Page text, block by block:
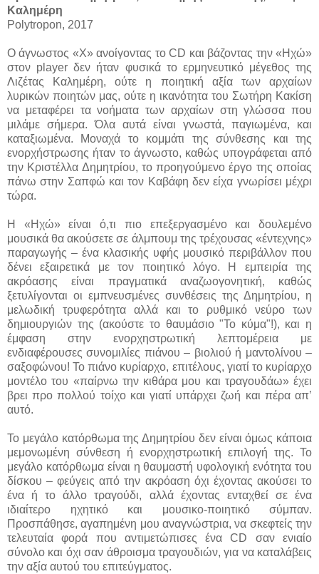
Καλημέρη
Polytropon, 2017
Ο άγνωστος «Χ» ανοίγοντας τοCD και βάζοντας την «Ηχώ»
στον player δεν ήταν φυσικά το ερμηνευτικό μέγεθος της
Λιζέτας Καλημέρη, ούτε η ποιητική αξία των αρχαίων
λυρικών ποιητών μας, ούτε η ικανότητα του Σωτήρη Κακίση
να μεταφέρει τα νοήματα των αρχαίων στη γλώσσα που
μιλάμε σήμερα. Όλα αυτά είναι γνωστά, παγιωμένα, και
καταξιωμένα. Μοναχά το κομμάτι της σύνθεσης και της
ενορχήστρωσης ήταν το άγνωστο, καθώς υπογράφεται από
την Κριστέλλα Δημητρίου, το προηγούμενο έργο της οποίας
πάνω στην Σαπφώ και τον Καβάφη δεν είχα γνωρίσει μέχρι
τώρα.
Η «Ηχώ» είναι ό,τι πιο επεξεργασμένο και δουλεμένο
μουσικά θα ακούσετε σε άλμπουμ της τρέχουσας «έντεχνης»
παραγωγής – ένα κλασικής υφής μουσικό περιβάλλον που
δένει εξαιρετικά με τον ποιητικό λόγο. Η εμπειρία της
ακρόασης είναι πραγματικά αναζωογονητική, καθώς
ξετυλίγονται οι εμπνευσμένες συνθέσεις της Δημητρίου, η
μελωδική τρυφερότητα αλλά και το ρυθμικό νεύρο των
δημιουργιών της (ακούστε το θαυμάσιο "Το κύμα"!), και η
έμφαση στην ενορχηστρωτική λεπτομέρεια με
ενδιαφέρουσες συνομιλίες πιάνου – βιολιού ή μαντολίνου –
σαξοφώνου! Το πιάνο κυρίαρχο, επιτέλους, γιατί το κυρίαρχο
μοντέλο του «παίρνω την κιθάρα μου και τραγουδάω» έχει
βρει προ πολλού τοίχο και γιατί υπάρχει ζωή και πέρα απ’
αυτό.
Το μεγάλο κατόρθωμα της Δημητρίου δεν είναι όμως κάποια
μεμονωμένη σύνθεση ή ενορχηστρωτική επιλογή της. Το
μεγάλο κατόρθωμα είναι η θαυμαστή υφολογική ενότητα του
δίσκου – φεύγεις από την ακρόαση όχι έχοντας ακούσει το
ένα ή το άλλο τραγούδι, αλλά έχοντας ενταχθεί σε ένα
ιδιαίτερο ηχητικό και μουσικο-ποιητικό σύμπαν.
Προσπάθησε, αγαπημένη μου αναγνώστρια, να σκεφτείς την
τελευταία φορά που αντιμετώπισες έναCD σαν ενιαίο
σύνολο και όχι σαν άθροισμα τραγουδιών, για να καταλάβεις
την αξία αυτού του επιτεύγματος.